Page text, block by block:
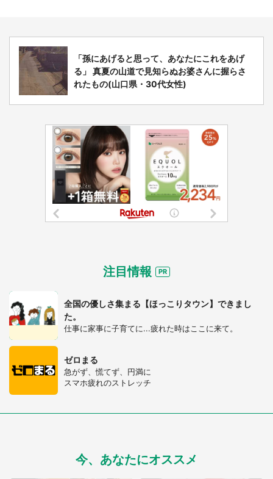
「孫にあげると思って、あなたにこれをあげ
る」 真夏の山道で見知らぬお婆さんに握らさ
れたもの(山口県・30代女性)
注目情報
全国の優しさ集まる【ほっこりタウン】できまし
た。
仕事に家事に子育てに...疲れた時はここに来て。
ゼロまる
急がず、慌てず、円満に
スマホ疲れのストレッチ
今、あなたにオススメ